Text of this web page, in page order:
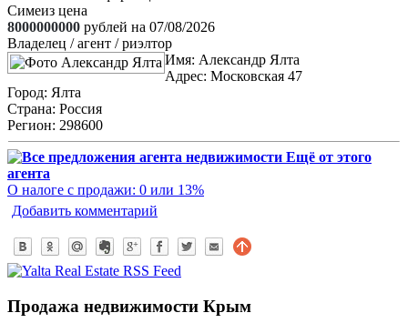
Симеиз цена
8000000000 рублей на 07/08/2026
Владелец / агент / риэлтор
Имя: Александр Ялта
Адрес: Московская 47
Город: Ялта
Страна: Россия
Регион: 298600
Ещё от этого
агента
О налоге с продажи: 0 или 13%
Добавить комментарий
Продажа недвижимости Крым